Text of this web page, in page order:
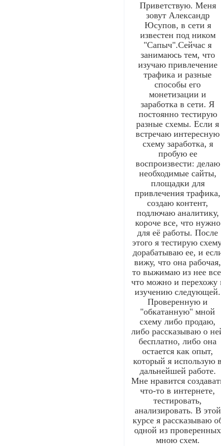
Приветствую. Меня
зовут Александр
Юсупов, в сети я
известен под ником
"Сапыч".Сейчас я
занимаюсь тем, что
изучаю привлечение
трафика и разные
способы его
монетизации и
заработка в сети. Я
постоянно тестирую
разные схемы. Если я
встречаю интересную
схему заработка, я
пробую ее
воспроизвести: делаю
необходимые сайты,
площадки для
привлечения трафика,
создаю контент,
подлючаю аналитику,
короче все, что нужно
для её работы. После
этого я тестирую
дорабатываю ее, и
вижу, что она рабочая,
то выжимаю из нее
что можно и перехожу
изучению следующей.
Проверенную и
"обкатанную" мной
схему либо продаю,
либо рассказываю о
бесплатно, либо она
остается как опыт,
который я использую
дальнейшей работе.
Мне нравится
что-то в интернете,
тестировать,
анализировать. В этой
курсе я рассказываю
одной из проверенных
мною схем.